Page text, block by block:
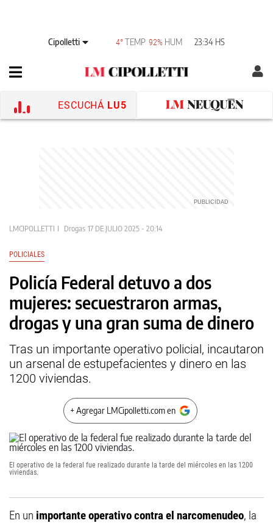
Cipolletti 4°TEMP 92% HUM 23:34 HS
ESCUCHÁ LU5
LMCIPOLLETTI Drogas 17 DE JULIO 2025 - 20:14
POLICIALES
Policía Federal detuvo a dos
mujeres: secuestraron armas,
drogas y una gran suma de dinero
Tras un importante operativo policial, incautaron
un arsenal de estupefacientes y dinero en las
1200 viviendas.
+ Agregar LMCipolletti.com en
El operativo de la federal fue realizado durante la tarde del miércoles en las 1200
viviendas.
En un importante operativo contra el narcomenudeo, la